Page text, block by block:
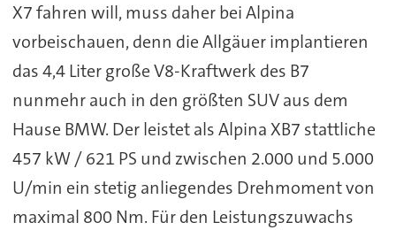
X7 fahren will, muss daher bei Alpina
vorbeischauen, denn die Allgäuer implantieren
das 4,4 Liter große V8-Kraftwerk des B7
nunmehr auch in den größten SUV aus dem
Hause BMW. Der leistet als Alpina XB7 stattliche
457 kW / 621 PS und zwischen 2.000 und 5.000
U/min ein stetig anliegendes Drehmoment von
maximal 800 Nm. Für den Leistungszuwachs